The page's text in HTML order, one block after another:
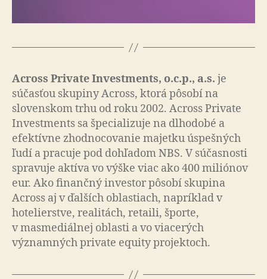
Across Private Investments, o.c.p., a.s. je
súčasťou skupiny Across, ktorá pôsobí na
slovenskom trhu od roku 2002. Across Private
Investments sa špecializuje na dlho­do­bé a
efektívne zhodnocovanie majetku úspešných
ľudí a pracuje pod dohľadom NBS. V súčasnosti
spravuje aktíva vo výške viac ako 400 miliónov
eur. Ako finančný investor pôsobí skupina
Across aj v ďalších oblastiach, napríklad v
hotelierstve, realitách, retaili, športe,
v masmediálnej oblasti a vo viacerých
významných private equity projektoch.